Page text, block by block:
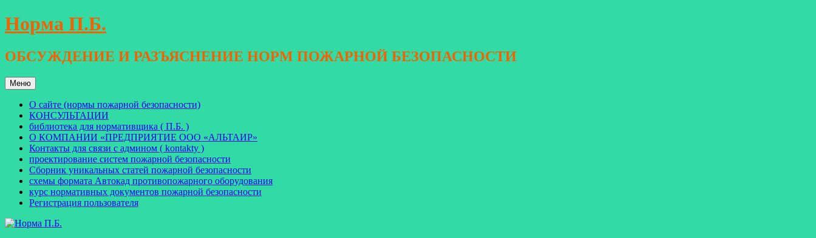
Перейти
к
Норма П.Б.
ОБСУЖДЕНИЕ И РАЗЪЯСНЕНИЕ НОРМ ПОЖАРНОЙ БЕЗОПАСНОСТИ
Меню
О сайте (нормы пожарной безопасности)
КОНСУЛЬТАЦИИ
библиотека для нормативщика ( П.Б. )
О КОМПАНИИ «ПРЕДПРИЯТИЕ ООО «АЛЬТАИР»
Контакты для связи с админом ( kontakty )
проектирование систем пожарной безопасности
Сборник уникальных статей пожарной безопасности
схемы формата Автокад противопожарного оборудования
курс нормативных документов пожарной безопасности
Регистрация пользователя